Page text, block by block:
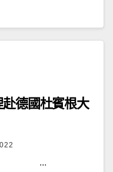
德國杜賓根大
根 ...